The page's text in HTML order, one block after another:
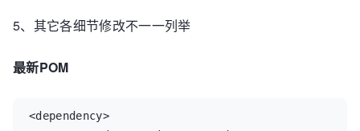
5、其它各细节修改不一一列举
最新POM
<dependency>